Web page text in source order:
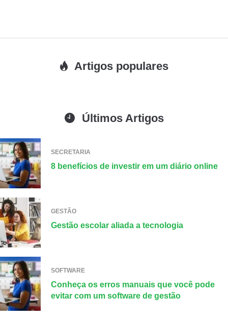
Artigos populares
Últimos Artigos
SECRETARIA
8 benefícios de investir em um diário online
GESTÃO
Gestão escolar aliada a tecnologia
SOFTWARE
Conheça os erros manuais que você pode
evitar com um software de gestão